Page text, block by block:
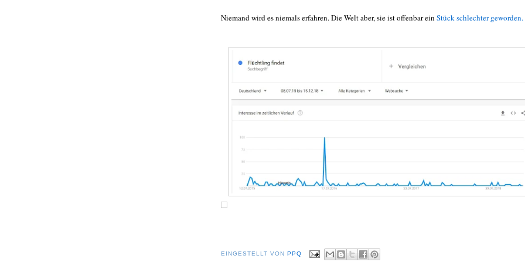
Niemand wird es niemals erfahren. Die Welt aber, sie ist offenbar ein Stück schlechter geworden.
EINGESTELLT VON PPQ